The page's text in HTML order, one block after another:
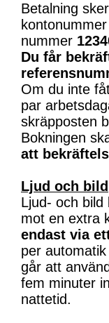
Betalning
kontonummer
nummer
Du får
Om du inte
par
skräpposten
Bokningen
att
Ljud och bild
Ljud- och bild
mot en extra
endast via
per
går att
fem minuter
nattetid.